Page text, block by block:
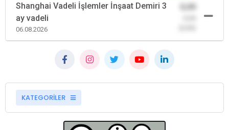
Shanghai Vadeli İşlemler İnşaat Demiri 3
ay vadeli
06.08.2026
KATEGORİLER